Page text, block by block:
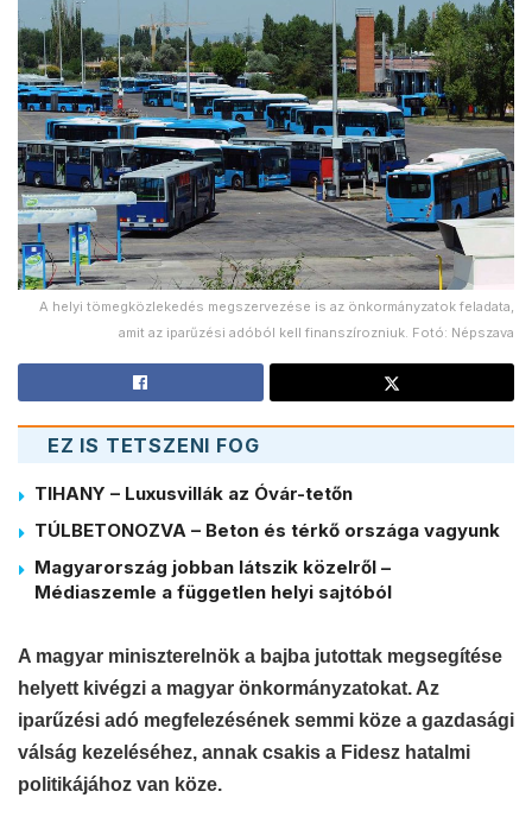
A helyi tömegközlekedés megszervezése is az önkormányzatok feladata,
amit az iparűzési adóból kell finanszírozniuk. Fotó: Népszava
EZ IS TETSZENI FOG
TIHANY – Luxusvillák az Óvár-tetőn
TÚLBETONOZVA – Beton és térkő országa vagyunk
Magyarország jobban látszik közelről –
Médiaszemle a független helyi sajtóból
A magyar miniszterelnök a bajba jutottak megsegítése
helyett kivégzi a magyar önkormányzatokat. Az
iparűzési adó megfelezésének semmi köze a gazdasági
válság kezeléséhez, annak csakis a Fidesz hatalmi
politikájához van köze.